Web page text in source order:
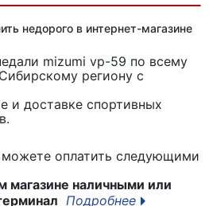
недорого в интернет-магазине
mizumi vp-59 по всему
региону с
и доставке спортивных
оплатить следующими
магазине наличными или
Подробнее